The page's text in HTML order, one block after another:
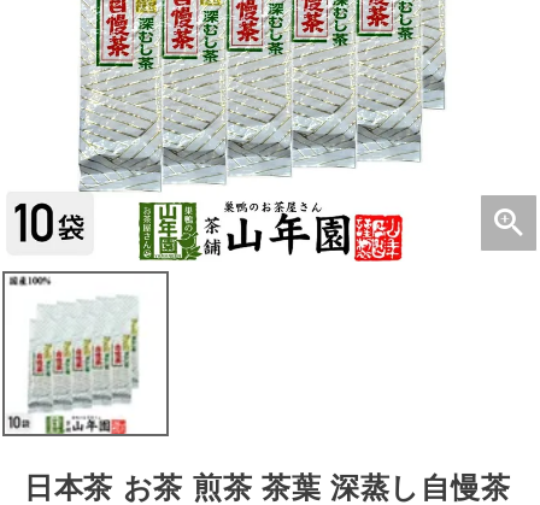
日本茶 お茶 煎茶 茶葉 深蒸し自慢茶